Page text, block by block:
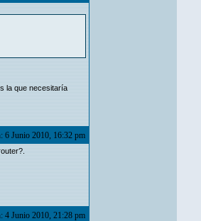
la que necesitaría
6 Junio 2010, 16:32 pm
4 Junio 2010, 21:28 pm